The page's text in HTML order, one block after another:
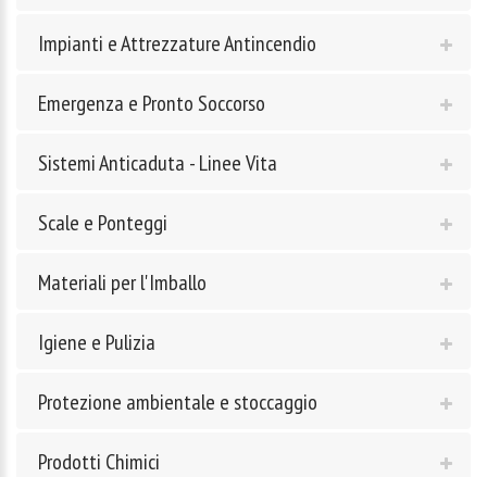
Impianti e Attrezzature Antincendio
Emergenza e Pronto Soccorso
Sistemi Anticaduta - Linee Vita
Scale e Ponteggi
Materiali per l'Imballo
Igiene e Pulizia
Protezione ambientale e stoccaggio
Prodotti Chimici